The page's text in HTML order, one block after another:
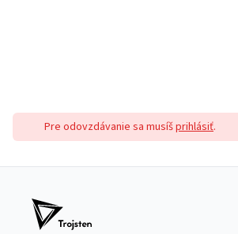
Pre odovzdávanie sa musíšprihlásiť.